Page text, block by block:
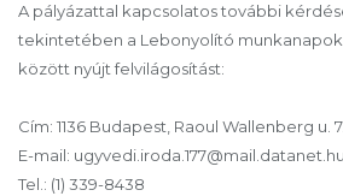
A pályázattal kapcsolatos további
tekintetében a Lebonyolító
között nyújt felvilágosítást:
Cím: 1136 Budapest, Raoul Wallenberg u. 7.
E-mail: ugyvedi.iroda.177@mail.datanet.hu
Tel.: (1) 339-8438